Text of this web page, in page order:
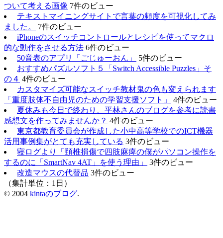
ついて考える画像 7件のビュー
テキストマイニングサイトで言葉の頻度を可視化してみ
ました。
7件のビュー
iPhoneのスイッチコントロールとレシピを使ってマクロ
的な動作をさせる方法 6件のビュー
50音表のアプリ「ごじゅーおん」
5件のビュー
おすすめパズルソフト５「Switch Accessible Puzzles」そ
の４ 4件のビュー
カスタマイズ可能なスイッチ教材鬼の色も変えられます
「重度肢体不自由児のための学習支援ソフト」
4件のビュー
夏休みも今日で終わり、平林さんのブログを参考に読書
感想文を作ってみませんか？ 4件のビュー
東京都教育委員会が作成した小中高等学校でのICT機器
活用事例集がとても充実している 3件のビュー
寝ログより「頚椎損傷で四肢麻痺の僕がパソコン操作を
するのに「SmartNav 4AT」を使う理由」
3件のビュー
改造マウスの代替品 3件のビュー
（集計単位：1日）
© 2004 kintaのブログ.